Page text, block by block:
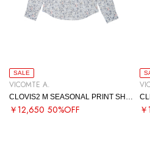
SALE
VICOMTE A.
￥12,650 50%OFF